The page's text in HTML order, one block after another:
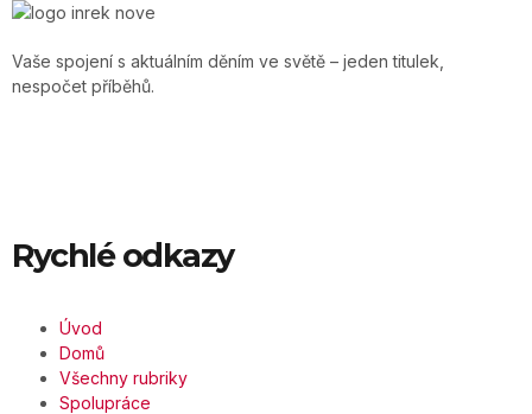
Vaše spojení s aktuálním děním ve světě – jeden titulek,
nespočet příběhů.
Rychlé odkazy
Úvod
Domů
Všechny rubriky
Spolupráce